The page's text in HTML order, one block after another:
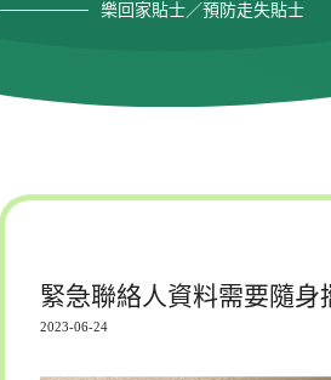
樂回家貼士／預防走失貼士
緊急聯絡人資料需要隨身
2023-06-24